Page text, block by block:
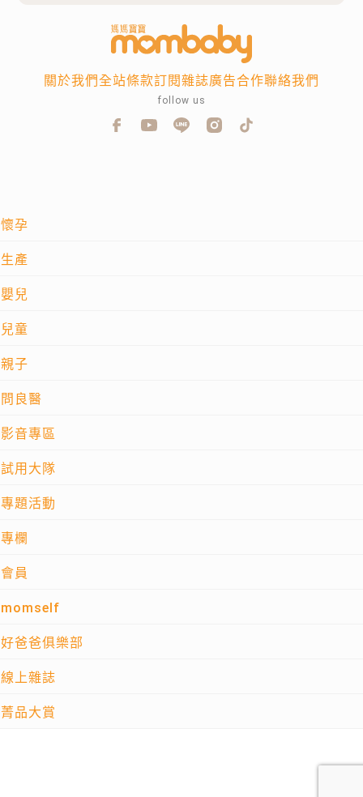
懷孕
生產
嬰兒
兒童
親子
問良醫
影音專區
試用大隊
專題活動
專欄
會員
momself
好爸爸俱樂部
線上雜誌
菁品大賞
關於我們全站條款訂閱雜誌廣告合作聯絡我們
follow us